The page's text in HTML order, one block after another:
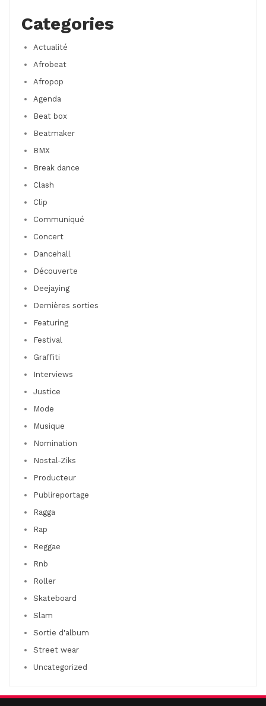
Categories
Actualité
Afrobeat
Afropop
Agenda
Beat box
Beatmaker
BMX
Break dance
Clash
Clip
Communiqué
Concert
Dancehall
Découverte
Deejaying
Dernières sorties
Featuring
Festival
Graffiti
Interviews
Justice
Mode
Musique
Nomination
Nostal-Ziks
Producteur
Publireportage
Ragga
Rap
Reggae
Rnb
Roller
Skateboard
Slam
Sortie d'album
Street wear
Uncategorized